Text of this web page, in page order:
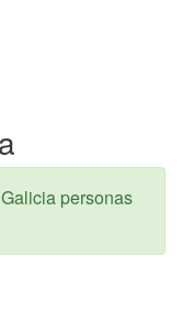
personas